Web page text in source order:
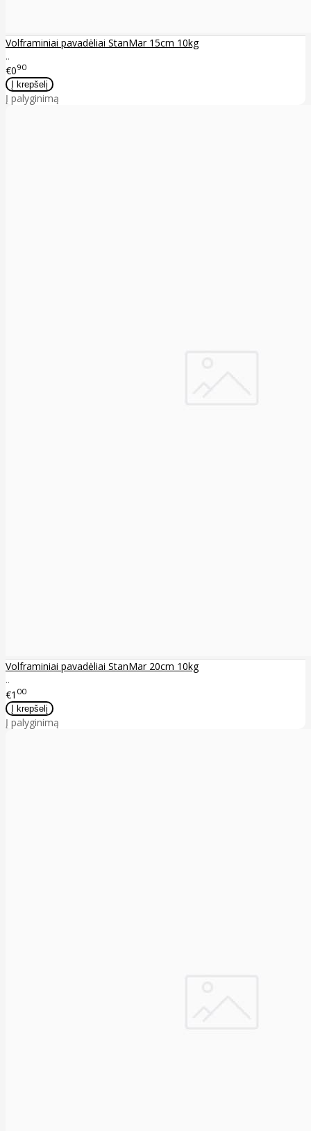
Volframiniai pavadėliai StanMar 15cm 10kg
..
€090
Į palyginimą
Volframiniai pavadėliai StanMar 20cm 10kg
..
€1 00
Į palyginimą